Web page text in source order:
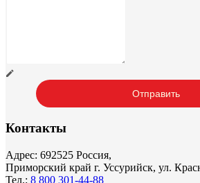
Контакты
Адрес: 692525 Россия,
Приморский край г. Уссурийск, ул.
Тел.: 8 800 301-44-88